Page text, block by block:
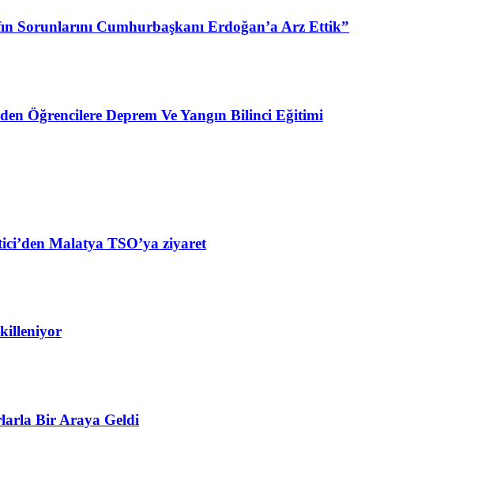
Sorunlarını Cumhurbaşkanı Erdoğan’a Arz Ettik”
Öğrencilere Deprem Ve Yangın Bilinci Eğitimi
Malatya TSO’ya ziyaret
Bir Araya Geldi